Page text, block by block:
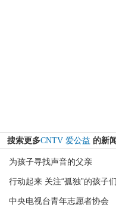
搜索更多CNTV 爱公益 的新闻
为孩子寻找声音的父亲
行动起来 关注“孤独”的孩子们
中央电视台青年志愿者协会